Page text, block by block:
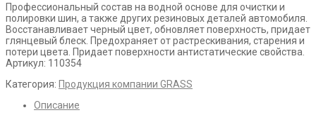
Профессиональный состав на водной основе для очистки и
полировки шин, а также других резиновых деталей автомобиля.
Восстанавливает черный цвет, обновляет поверхность, придает
глянцевый блеск. Предохраняет от растрескивания, старения и
потери цвета. Придает поверхности антистатические свойства.
Артикул: 110354
Категория: Продукция компании GRASS
Описание